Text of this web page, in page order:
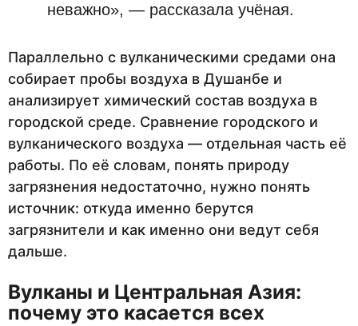
неважно», — рассказала учёная.
Параллельно с вулканическими средами она
собирает пробы воздуха в Душанбе и
анализирует химический состав воздуха в
городской среде. Сравнение городского и
вулканического воздуха — отдельная часть её
работы. По её словам, понять природу
загрязнения недостаточно, нужно понять
источник: откуда именно берутся
загрязнители и как именно они ведут себя
дальше.
Вулканы и Центральная Азия:
почему это касается всех